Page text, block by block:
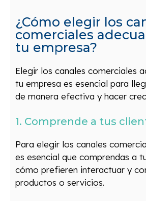
¿Cómo elegir los
comerciales
tu empresa?
Elegir los canales comerciales
tu empresa es esencial para
de manera efectiva y hacer
1. Comprende a tus
Para elegir los canales
es esencial que comprendas a
cómo prefieren interactuar y
productos o servicios.